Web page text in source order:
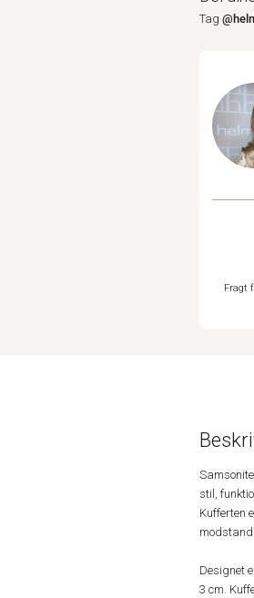
Tag
Fragt
stil,
Kufferten
Designet
3 cm.